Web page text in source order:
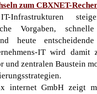
zum CBXNET-
Infrastrukturen
Vorgaben,
heute
IT wird damit
und zentralen Baustein
internet GmbH zeigt